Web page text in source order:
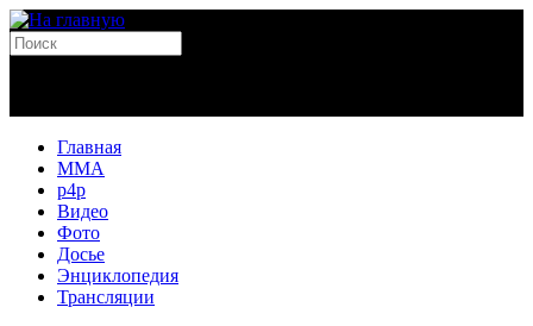
Главная
MMA
p4p
Видео
Фото
Досье
Энциклопедия
Трансляции